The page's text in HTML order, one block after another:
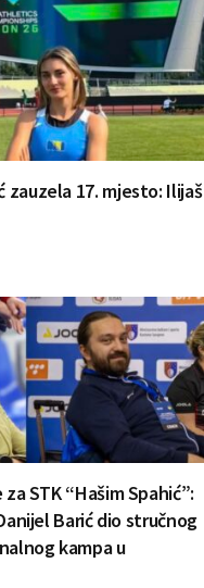
zauzela 17. mjesto: Ilijaš
STK “Hašim Spahić”:
Barić dio stručnog
kampa u